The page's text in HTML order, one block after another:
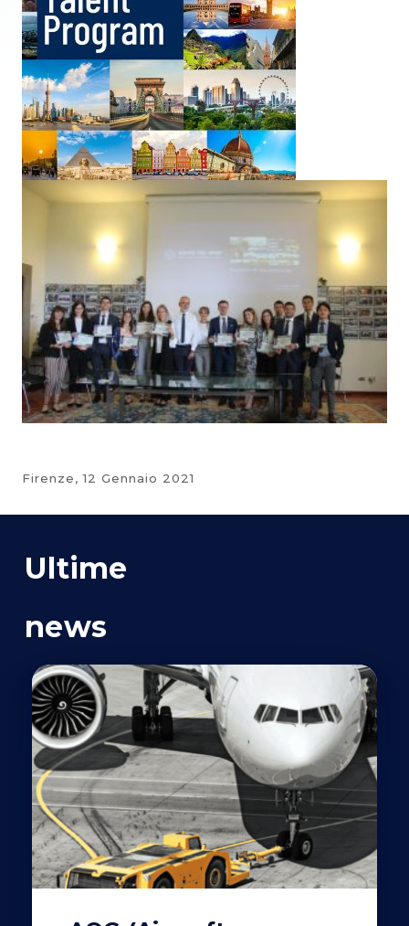
Firenze,12 Gennaio 2021
Ultime
news